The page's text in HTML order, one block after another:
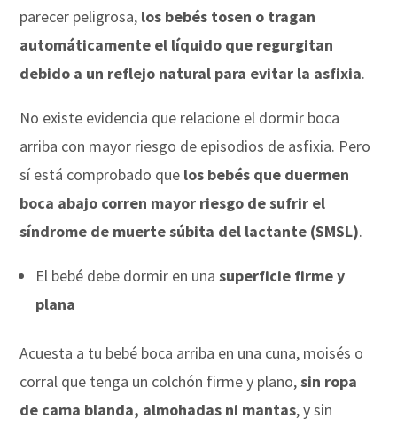
parecer peligrosa, los bebés tosen o tragan
automáticamente el líquido que regurgitan
debido a un reflejo natural para evitar la asfixia.
No existe evidencia que relacione el dormir boca
arriba con mayor riesgo de episodios de asfixia. Pero
sí está comprobado que los bebés que duermen
boca abajo corren mayor riesgo de sufrir el
síndrome de muerte súbita del lactante (SMSL).
El bebé debe dormir en unasuperficie firme y
plana
Acuesta a tu bebé boca arriba en una cuna, moisés o
corral que tenga un colchón firme y plano,sin ropa
de cama blanda, almohadas ni mantas, y sin